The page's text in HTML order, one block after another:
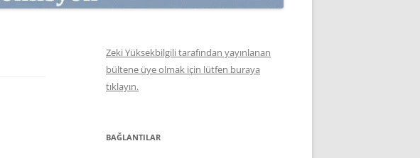
Zeki Yüksekbilgili tarafından yayınlanan
bültene üye olmak için lütfen buraya
tıklayın.
BAĞLANTILAR